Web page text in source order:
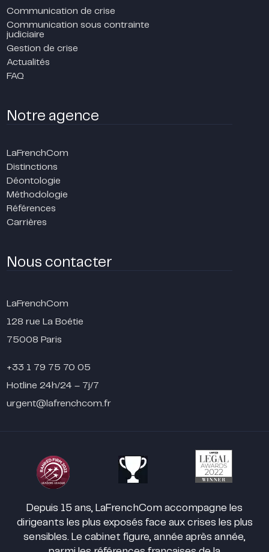
Communication de crise
Communication sous contrainte
judiciaire
Gestion de crise
Actualités
FAQ
Notre agence
LaFrenchCom
Distinctions
Déontologie
Méthodologie
Références
Carrières
Nous contacter
LaFrenchCom
128 rue La Boétie
75008 Paris
+33 1 79 75 70 05
Hotline 24h/24 – 7j/7
urgent@lafrenchcom.fr
Depuis 15 ans, LaFrenchCom accompagne les
dirigeants les plus exposés face aux crises les plus
sensibles. Le cabinet figure, année après année,